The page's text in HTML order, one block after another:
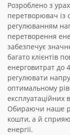
Розроблено з
перетворювач із
регулюванням
перетворення
забезпечує
багато клієнтів
енерговитрат до
регулювати
оптимальному
експлуатаційних
Обираючи наше
кошти, а й
енергії.